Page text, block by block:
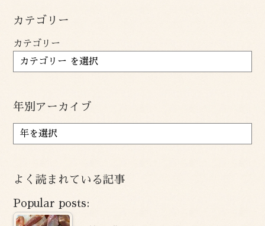
カテゴリー
カテゴリー
年別アーカイブ
ア
ー
ブ
よく読まれている記事
Popular posts: